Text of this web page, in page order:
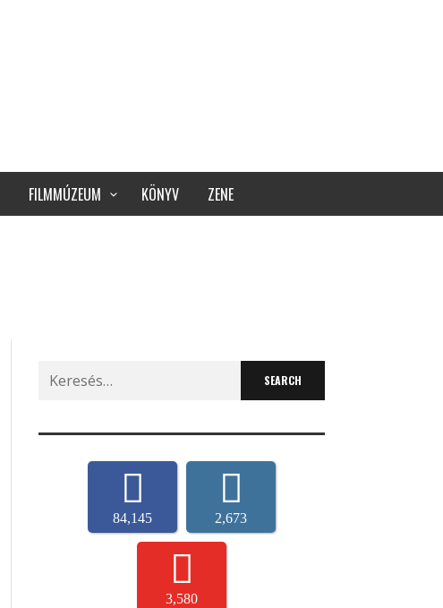
FILMMÚZEUM KÖNYV ZENE
Search
for:
84,145 2,673
3,580